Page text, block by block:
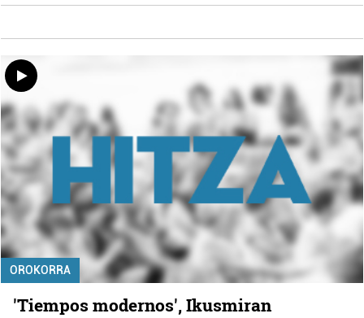
OROKORRA
'Tiempos modernos', Ikusmiran